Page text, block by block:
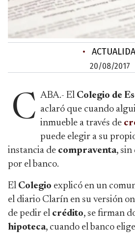
•
20/08/2017
C ABA.- El Colegio de
aclaró que cuando
inmueble a través de
puede elegir a su
instancia de compraventa, sin
por el banco.
El Colegio explicó en un
el diario Clarín en su versión
de pedir el crédito, se firman
hipoteca, cuando el banco